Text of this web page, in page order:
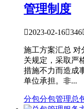
管理制度
2023-02-16346
施工方案汇总 对
关规定，采取严
措施不力而造成
单位承担。非...
分包分包管理总